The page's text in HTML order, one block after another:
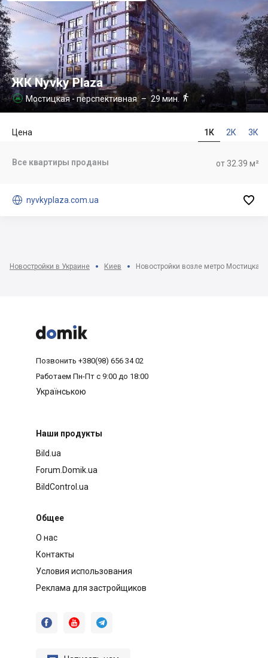
ЖК Nyvky Plaza
 Мостицкая - перспективная– 29 мин. 
1К 2К 3К
Цена
от 32.39 м²
Все квартиры проданы
 nyvkyplaza.com.ua 
Новостройки в Украине Киев Новостройки возле метро Мостицкая



Позвонить +380(98) 656 34 02
Работаем Пн-Пт с 9:00 до 18:00
Українською
Наши продукты
Bild.ua
Forum.Domik.ua
BildControl.ua
Общее
О нас
Контакты
Условия использования
Реклама для застройщиков
  